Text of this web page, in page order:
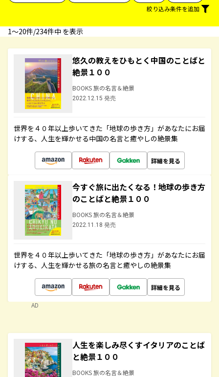
絞り込み条件を追加
1〜20件/234件中 を表示
悠久の教えをひもとく中国のことばと
絶景１００
BOOKS 旅の名言＆絶景
2022.12.15 発売
世界を４０年以上歩いてきた「地球の歩き方」があなたにお届
けする、人生を輝かせる中国の名言と癒やしの絶景集
詳細を見る
今すぐ旅に出たくなる！地球の歩き方
のことばと絶景１００
BOOKS 旅の名言＆絶景
2022.11.18 発売
世界を４０年以上歩いてきた「地球の歩き方」があなたにお届
けする、人生を輝かせる旅の名言と癒やしの絶景集
詳細を見る
AD
人生を楽しみ尽くすイタリアのことば
と絶景１００
BOOKS 旅の名言＆絶景